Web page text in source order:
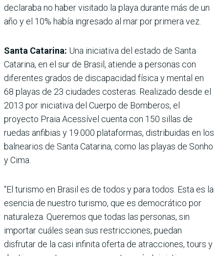
declaraba no haber visitado la playa durante más de un
año y el 10% había ingresado al mar por primera vez.
Santa Catarina: Una iniciativa del estado de Santa
Catarina, en el sur de Brasil, atiende a perso­nas con
diferentes grados de discapacidad física y mental en
68 playas de 23 ciudades costeras. Realizado desde el
2013 por ini­ciativa del Cuerpo de Bombe­ros, el
proyecto Praia Acessível cuenta con 150 sillas de
ruedas anfibias y 19.000 plataformas, distribuidas en los
balnearios de Santa Catarina, como las playas de Sonho
y Cima.
“El turismo en Brasil es de todos y para todos. Esta es la
esencia de nuestro turismo, que es democrático por
natu­raleza. Queremos que todas las personas, sin
importar cuáles sean sus restricciones, pue­dan
disfrutar de la casi infinita oferta de atracciones, tours y